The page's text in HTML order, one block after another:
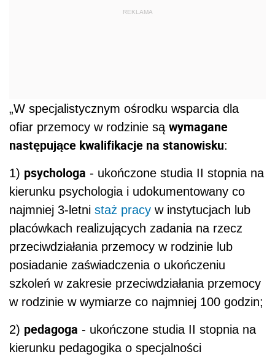
REKLAMA
„W specjalistycznym ośrodku wsparcia dla
ofiar przemocy w rodzinie są wymagane
następujące kwalifikacje na stanowisku:
1) psychologa - ukończone studia II stopnia na
kierunku psychologia i udokumentowany co
najmniej 3-letni staż pracy w instytucjach lub
placówkach realizujących zadania na rzecz
przeciwdziałania przemocy w rodzinie lub
posiadanie zaświadczenia o ukończeniu
szkoleń w zakresie przeciwdziałania przemocy
w rodzinie w wymiarze co najmniej 100 godzin;
2) pedagoga - ukończone studia II stopnia na
kierunku pedagogika o specjalności